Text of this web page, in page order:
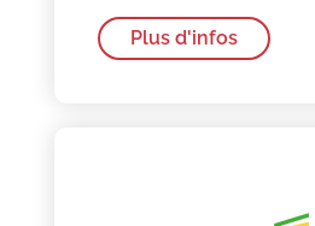
Plus d'infos